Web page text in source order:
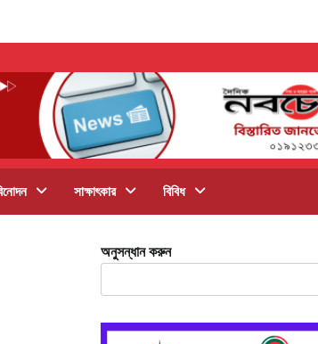
সাক্ষাৎকার বিবিধ
অনুসন্ধান করুন